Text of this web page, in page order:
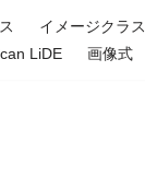
イメージクラス
LiDE
画像式